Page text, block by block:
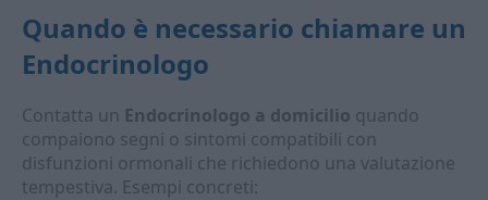
Quando è necessario chiamare un
Endocrinologo
Contatta un Endocrinologo a domicilio quando
compaiono segni o sintomi compatibili con
disfunzioni ormonali che richiedono una valutazione
tempestiva. Esempi concreti: